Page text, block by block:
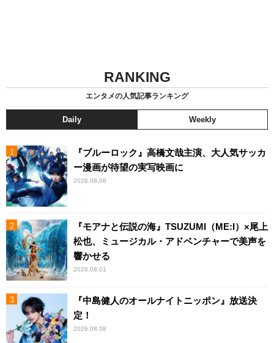
RANKING
エンタメの人気記事ランキング
Daily Weekly
『ブルーロック』高橋文哉主演、大人気サッカ
ー漫画が待望の実写映画に
2026.08.08
『モアナと伝説の海』TSUZUMI（ME:I）×尾上
松也、ミュージカル・アドベンチャーで美声を
響かせる
2026.08.01
『中島健人のオールナイトニッポン』放送決
定！
2026.08.08